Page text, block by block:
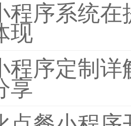
程序系统
现
程序定制
享